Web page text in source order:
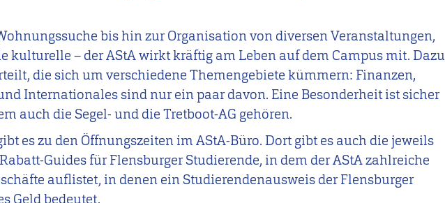
bis hin zur Organisation von diversen Veranstaltungen,
kulturelle – der AStA wirkt kräftig am Leben auf dem Campus mit. Dazu
die sich um verschiedene Themengebiete kümmern: Finanzen,
Internationales sind nur ein paar davon. Eine Besonderheit ist sicher
auch die Segel- und die Tretboot-AG gehören.
es zu den Öffnungszeiten im AStA-Büro. Dort gibt es auch die jeweils
Guides für Flensburger Studierende, in dem der AStA zahlreiche
auflistet, in denen ein Studierendenausweis der Flensburger
Geld bedeutet.